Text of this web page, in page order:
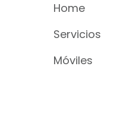
Home
Servicios
Móviles